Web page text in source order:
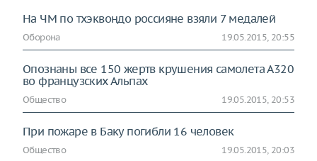
На ЧМ по тхэквондо россияне взяли 7 медалей
Оборона 19.05.2015, 20:55
Опознаны все 150 жертв крушения самолета А320
во французских Альпах
Общество 19.05.2015, 20:53
При пожаре в Баку погибли 16 человек
Общество 19.05.2015, 20:03